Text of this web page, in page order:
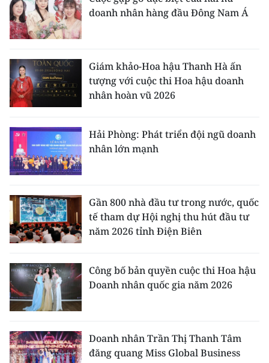
Media Kinh tế
Media Xã hội
Media Pháp luật
Media Du lịch
Media Thế giới
Media Thể thao
Media Giáo dục
Media Y tế
Media Môi trường
Ảnh
Infographic
doanh nhân hàng đầu Đông Nam Á
Giám khảo-Hoa hậu Thanh Hà ấn
tượng với cuộc thi Hoa hậu doanh
nhân hoàn vũ 2026
Hải Phòng: Phát triển đội ngũ doanh
nhân lớn mạnh
Gần 800 nhà đầu tư trong nước, quốc
tế tham dự Hội nghị thu hút đầu tư
năm 2026 tỉnh Điện Biên
Công bố bản quyền cuộc thi Hoa hậu
Doanh nhân quốc gia năm 2026
Doanh nhân Trần Thị Thanh Tâm
đăng quang Miss Global Business